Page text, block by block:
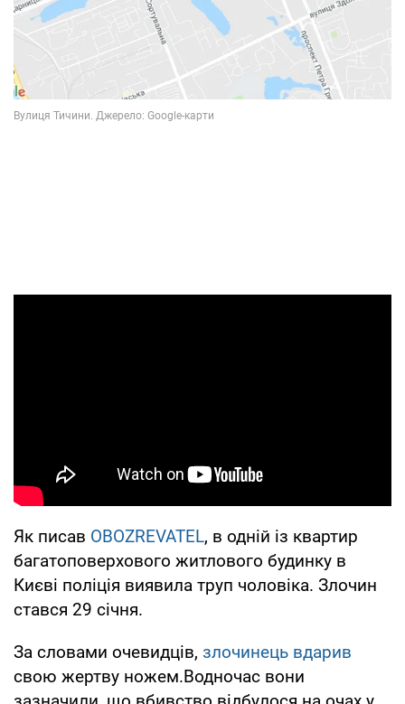
Як писав OBOZREVATEL, в одній із квартир
багатоповерхового житлового будинку в
Києві поліція виявила труп чоловіка. Злочин
стався 29 січня.
За словами очевидців, злочинець вдарив
свою жертву ножем.Водночас вони